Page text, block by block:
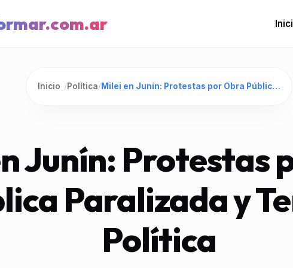
Inicio /Política/ Milei en Junín: Protestas por Obra Pública Paralizada y Tensión Política
Junín: Protestas
Paralizada y
Política